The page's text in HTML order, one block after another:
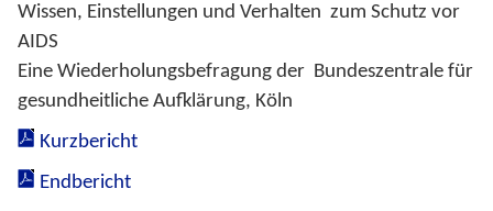
Wissen, Einstellungen und Verhalten zum Schutz vor
AIDS
Eine Wiederholungsbefragung der Bundeszentrale für
gesundheitliche Aufklärung, Köln
Kurzbericht
Endbericht